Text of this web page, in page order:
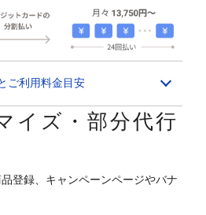
ご利用料金目安
ン”を網羅したデザイン構築と、
イズ・部分代行
登録、キャンペーンページやバナ